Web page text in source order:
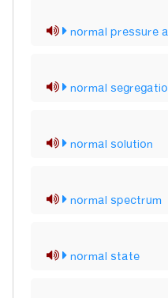
normal pressure
normal
normal solution
normal spectrum
normal state